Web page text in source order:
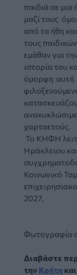
παιδιά σε
μαζί τους
από τα ήθη
τους
εμάθαν για
ιστορία του
όμορφη αυτή
Το ΚΗΦΗ
Ηράκλειου
Κοινωνικό
2027,
Φωτογραφία
Διαβάστε
την Κρήτη